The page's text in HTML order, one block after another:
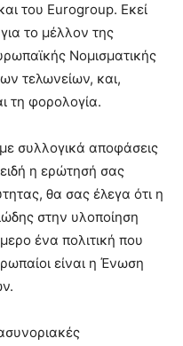
του Eurogroup. Εκεί
το μέλλον της
Νομισματικής
τελωνείων, και,
τη φορολογία.
συλλογικά αποφάσεις
η ερώτησή σας
θα σας έλεγα ότι η
στην υλοποίηση
ένα πολιτική που
είναι η Ένωση